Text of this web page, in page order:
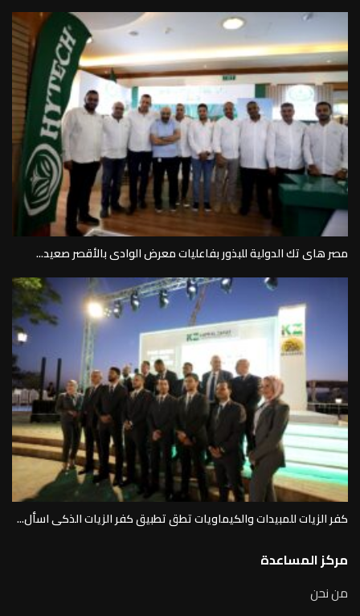
مصر هاى تك الدولية للبذور بفاعليات معرض الوادى بالأقصر صعيد...
كفر الزيات للمبيدات والكيماويات تطق تطبيق كفر الزيات الذكى اسأل...
مركز المساعدة
من نحن